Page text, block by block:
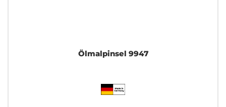
Ölmalpinsel 9947